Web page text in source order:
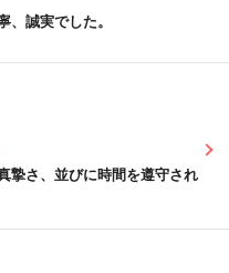
、誠実でした。
摯さ、並びに時間を遵守され